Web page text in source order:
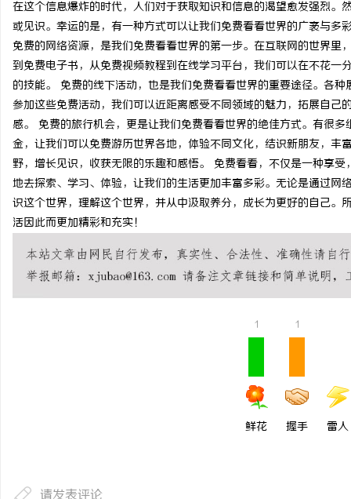
在这个信息爆炸的时代，人们对于获取知识和信息的渴望愈发强烈
或见识。幸运的是，有一种方式可以让我们免费看看世界的广袤与
免费的网络资源，是我们免费看看世界的第一步。在互联网的世界
到免费电子书，从免费视频教程到在线学习平台，我们可以在不花
的技能。 免费的线下活动，也是我们免费看看世界的重要途径。各
参加这些免费活动，我们可以近距离感受不同领域的魅力，拓展自
感。 免费的旅行机会，更是让我们免费看看世界的绝佳方式。有很
金，让我们可以免费游历世界各地，体验不同文化，结识新朋友，
野，增长见识，收获无限的乐趣和感悟。 免费看看，不仅是一种享
地去探索、学习、体验，让我们的生活更加丰富多彩。无论是通过
识这个世界，理解这个世界，并从中汲取养分，成长为更好的自己
活因此而更加精彩和充实！
1
鲜花
1
握手 雷人
请发表评论